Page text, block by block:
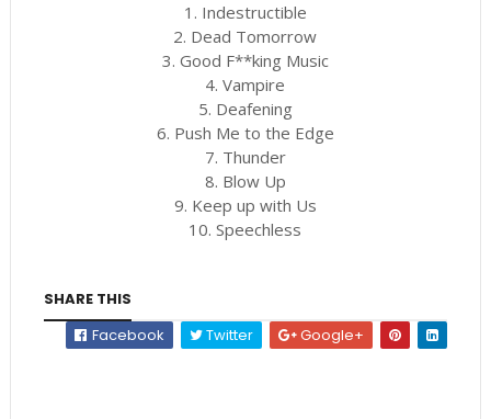
1. Indestructible
2. Dead Tomorrow
3. Good F**king Music
4. Vampire
5. Deafening
6. Push Me to the Edge
7. Thunder
8. Blow Up
9. Keep up with Us
10. Speechless
SHARE THIS
Facebook
Twitter Google+